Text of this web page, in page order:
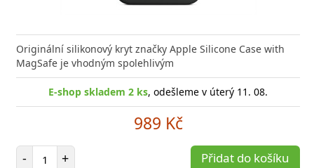
Originální silikonový kryt značky Apple Silicone Case with
MagSafe je vhodným spolehlivým
E-shop skladem 2 ks, odešleme v úterý 11. 08.
989 Kč
- Počet položek
+ Přidat do košíku